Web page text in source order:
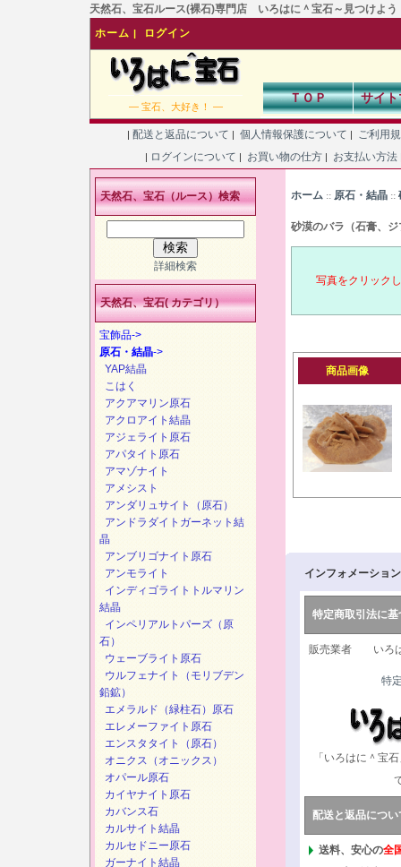
天然石、宝石ルース(裸石)専門店 いろはに＾宝石～見つけよ
ホーム | ログイン
― 宝石、大好き！ ―
ＴＯＰ サイ
| 配送と返品について | 個人情報保護について | ご利用
| ログインについて | お買い物の仕方 | お支払い方法
ホーム :: 原石・結晶 ::
砂漠のバラ（石膏、ジ
写真をクリック
商品画像
インフォメーション
特定商取引法に基
販売業者 いろ
特
「いろはに＾宝
配送と返品につい
送料、安心の全
天然石、宝石（ルース）検索
詳細検索
天然石、宝石( カテゴリ）
宝飾品->
原石・結晶->
YAP結晶
こはく
アクアマリン原石
アクロアイト結晶
アジェライト原石
アパタイト原石
アマゾナイト
アメシスト
アンダリュサイト（原石）
アンドラダイトガーネット結
晶
アンブリゴナイト原石
アンモライト
インディゴライトトルマリン
結晶
インペリアルトパーズ（原
石）
ウェーブライト原石
ウルフェナイト（モリブデン
鉛鉱）
エメラルド（緑柱石）原石
エレメーファイト原石
エンスタタイト（原石）
オニクス（オニックス）
オパール原石
カイヤナイト原石
カバンス石
カルサイト結晶
カルセドニー原石
ガーナイト結晶